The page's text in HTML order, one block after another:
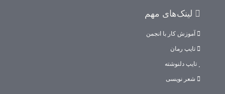
لینک‌های مهم
آموزش کار با انجمن
تایپ رمان
تایپ دلنوشته
شعر نویسی